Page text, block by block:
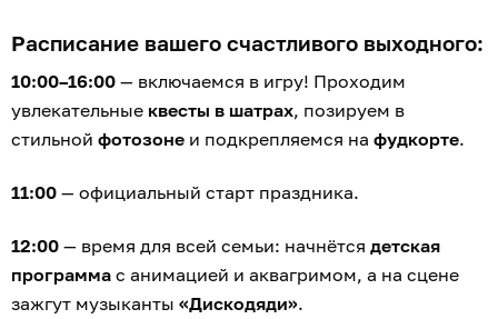
Расписание вашего счастливого выходного:
10:00–16:00 — включаемся в игру! Проходим
увлекательные квесты в шатрах, позируем в
стильной фотозоне и подкрепляемся на фудкорте.
11:00 — официальный старт праздника.
12:00 — время для всей семьи: начнётся детская
программа с анимацией и аквагримом, а на сцене
зажгут музыканты «Дискодяди».